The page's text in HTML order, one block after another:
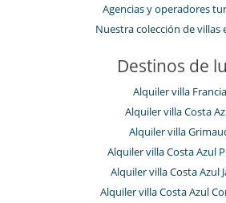
Agencias y operadores
Nuestra colección de villas
Destinos de
Alquiler villa Francia
Alquiler villa Costa
Alquiler villa
Alquiler villa Costa Azul
Alquiler villa Costa Azul
Alquiler villa Costa Azul